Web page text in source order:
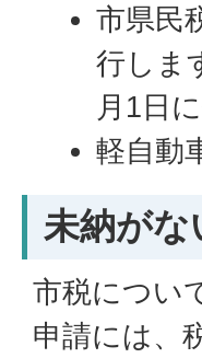
市県民
行しま
月1日
軽自動
未納がな
市税につい
申請には、